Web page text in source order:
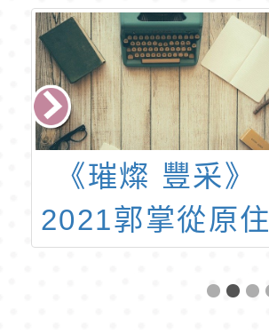
《璀燦 豐采》
2021郭掌從原住
藏作品中的時代